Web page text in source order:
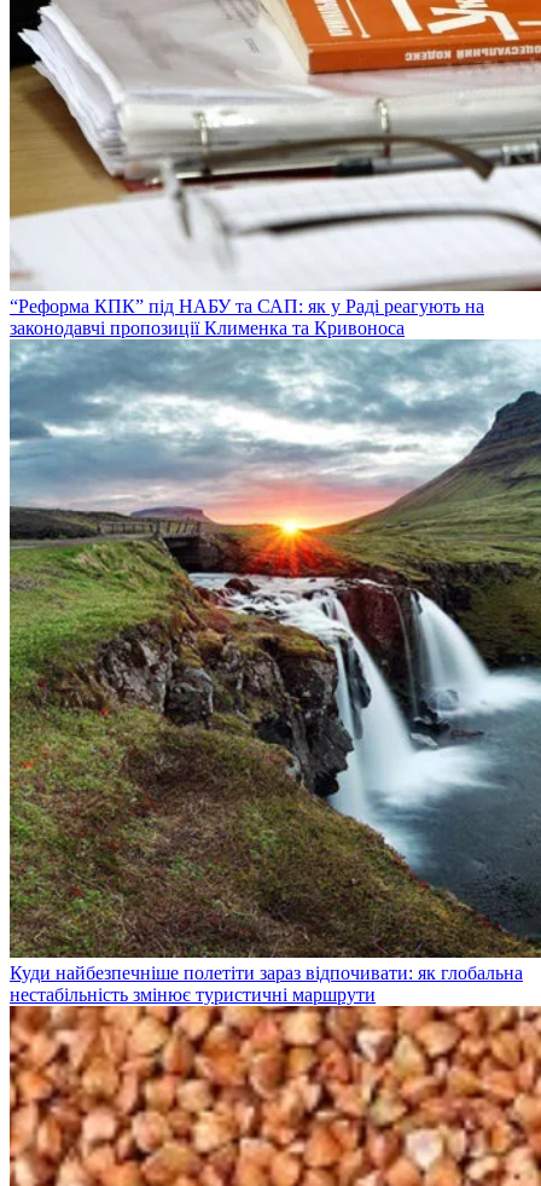
“Реформа КПК” під НАБУ та САП: як у Раді реагують на
законодавчі пропозиції Клименка та Кривоноса
Куди найбезпечніше полетіти зараз відпочивати: як глобальна
нестабільність змінює туристичні маршрути